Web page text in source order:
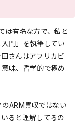
は有名な方で、私と
門」を執筆してい
さんはアフリカビ
味、哲学的で極め
ARM買収ではない
ると理解してるの